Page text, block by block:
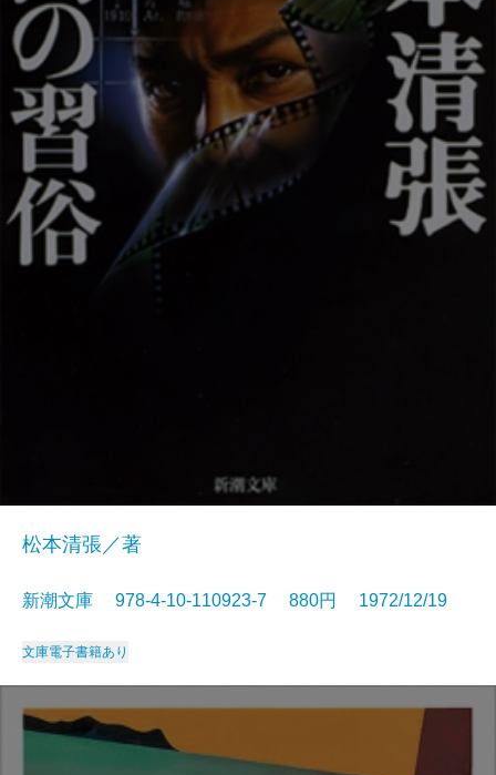
松本清張／著
新潮文庫 978-4-10-110923-7 880円 1972/12/19
文庫電子書籍あり